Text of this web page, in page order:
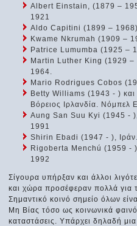
Albert Einstain, (1879 –
1921
Aldo Capitini (1899 – 1968),
Kwame Nkrumah (1909 –
Patrice Lumumba (1925 –
Martin Luther King (1929
1964.
Mario Rodrigues Cobos
Betty Williams (1943 - )
Βόρειος Ιρλανδία. Νόμπελ
Aung San Suu Kyi (1945 -
1991
Shirin Ebadi (1947 - ),
Rigoberta Menchú (1959 -
1992
Σίγουρα υπήρξαν και άλλοι
και χώρα προσέφεραν πολλά για
Σημαντικό κοινό σημείο όλων
Μη Βίας τόσο ως κοινωνικά
καταστάσεις. Υπάρχει δηλαδή